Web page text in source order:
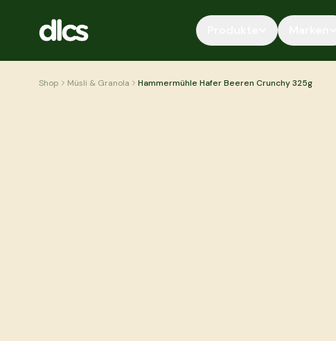
Shop Müsli & Granola Hammermühle Hafer Beeren Crunchy 325g